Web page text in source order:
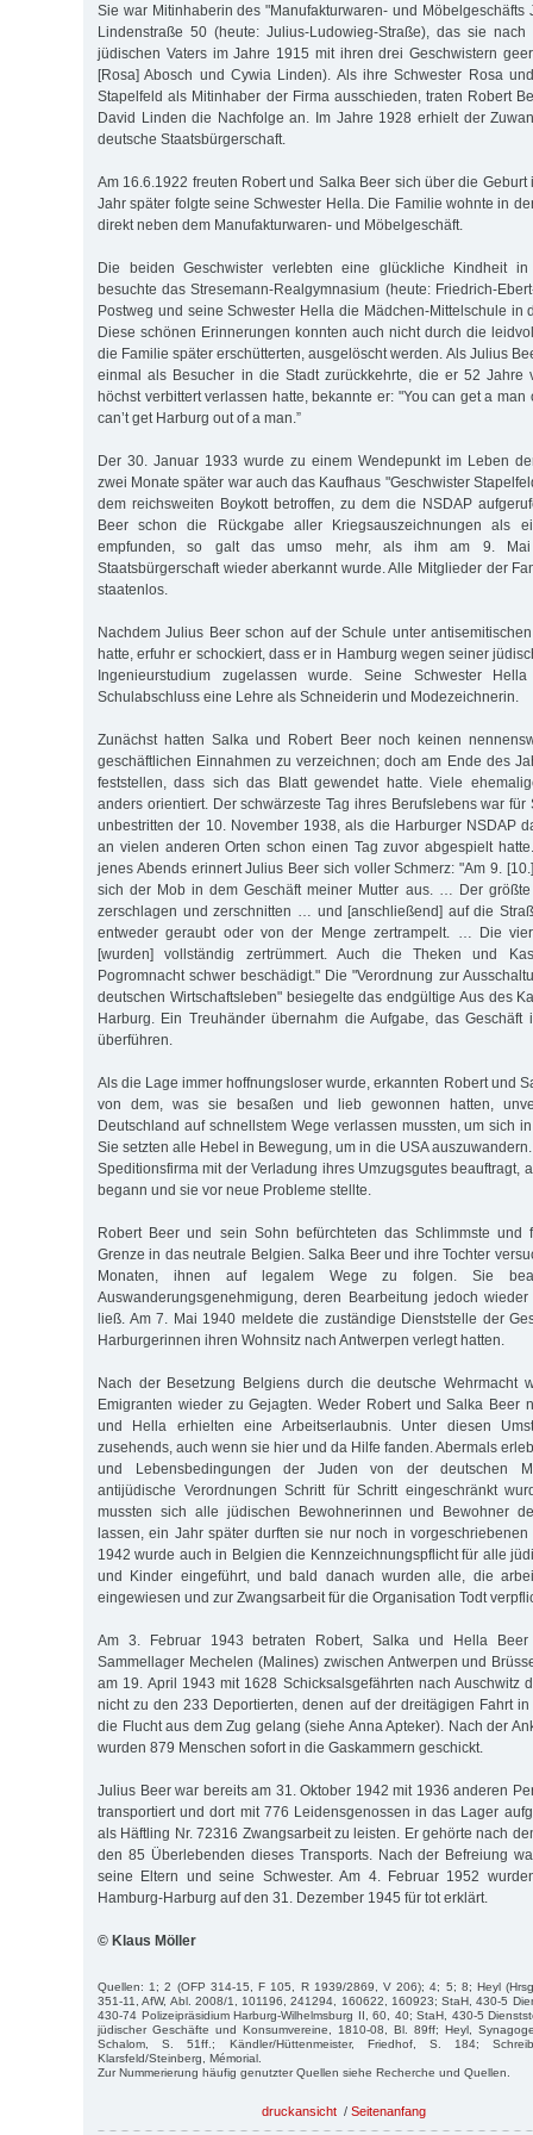
Sie war Mitinhaberin des "Manufakturwaren- und Möbelgeschäfts
Linden­straße 50 (heute: Julius-Ludowieg-Straße), das sie
jüdischen Vaters im Jahre 1915 mit ihren drei Geschwistern
[Rosa] Abosch und Cywia Linden). Als ihre Schwester Rosa
Stapelfeld als Mitinhaber der Firma ausschieden, traten Robert
David Linden die Nachfolge an. Im Jahre 1928 erhielt der
deutsche Staatsbürgerschaft.
Am 16.6.1922 freuten Robert und Salka Beer sich über die
Jahr später folgte seine Schwester Hella. Die Familie wohnte in
direkt neben dem Manufakturwaren- und Möbelgeschäft.
Die beiden Geschwister verlebten eine glückliche Kindheit
besuchte das Stresemann-Realgymnasium (heute: Friedrich-
Postweg und seine Schwester Hella die Mädchen-Mittelschule in
Diese schönen Erinnerungen konnten auch nicht durch die
die Familie später erschütterten, ausgelöscht werden. Als Julius
einmal als Besucher in die Stadt zurückkehrte, die er 52 Jahre
höchst verbittert verlassen hatte, bekannte er: "You can get a man
can’t get Harburg out of a man.”
Der 30. Januar 1933 wurde zu einem Wendepunkt im Leben
zwei Monate später war auch das Kaufhaus "Geschwister
dem reichsweiten Boykott betroffen, zu dem die NSDAP
Beer schon die Rückgabe aller Kriegsauszeichnungen als
empfunden, so galt das umso mehr, als ihm am 9.
Staatsbürgerschaft wieder aberkannt wurde. Alle Mitglieder der
staatenlos.
Nachdem Julius Beer schon auf der Schule unter
hatte, erfuhr er schockiert, dass er in Hamburg wegen seiner
Ingenieurstudium zugelassen wurde. Seine Schwester
Schulabschluss eine Lehre als Schneiderin und Modezeichnerin.
Zunächst hatten Salka und Robert Beer noch keinen
geschäftlichen Einnahmen zu verzeichnen; doch am Ende des
feststellen, dass sich das Blatt gewendet hatte. Viele
anders orientiert. Der schwärzeste Tag ihres Berufslebens war
unbestritten der 10. November 1938, als die Harburger NSDAP
an vielen anderen Orten schon einen Tag zuvor abgespielt
jenes Abends erinnert Julius Beer sich voller Schmerz: "Am 9.
sich der Mob in dem Geschäft meiner Mutter aus. … Der
zerschlagen und zerschnitten … und [anschließend] auf die
entweder geraubt oder von der Menge zertrampelt. … Die
[wurden] vollständig zertrümmert. Auch die Theken und
Pogromnacht schwer beschädigt." Die "Verordnung zur
deutschen Wirtschaftsleben" besiegelte das endgültige Aus des
Harburg. Ein Treuhänder übernahm die Aufgabe, das Geschäft
überführen.
Als die Lage immer hoffnungsloser wurde, erkannten Robert und
von dem, was sie besaßen und lieb gewonnen hatten,
Deutschland auf schnellstem Wege verlassen mussten, um sich
Sie setzten alle Hebel in Bewegung, um in die USA
Speditionsfirma mit der Verladung ihres Umzugsgutes beauftragt,
begann und sie vor neue Probleme stellte.
Robert Beer und sein Sohn befürchteten das Schlimmste
Grenze in das neutrale Belgien. Salka Beer und ihre Tochter
Monaten, ihnen auf legalem Wege zu folgen. Sie
Auswanderungsgenehmigung, deren Bearbeitung jedoch
ließ. Am 7. Mai 1940 meldete die zuständige Dienststelle der
Harburgerinnen ihren Wohnsitz nach Antwerpen verlegt hatten.
Nach der Besetzung Belgiens durch die deutsche Wehrmacht
Emigranten wieder zu Gejagten. Weder Robert und Salka Beer
und Hella erhielten eine Arbeitserlaubnis. Unter diesen
zusehends, auch wenn sie hier und da Hilfe fanden. Abermals
und Lebensbedingungen der Juden von der deutschen
antijüdische Verordnungen Schritt für Schritt eingeschränkt
mussten sich alle jüdischen Bewohnerinnen und Bewohner
lassen, ein Jahr später durften sie nur noch in
1942 wurde auch in Belgien die Kennzeichnungspflicht für alle
und Kinder eingeführt, und bald danach wurden alle, die
eingewiesen und zur Zwangsarbeit für die Organisation Todt
Am 3. Februar 1943 betraten Robert, Salka und Hella
Sammellager Mechelen (Malines) zwischen Antwerpen und
am 19. April 1943 mit 1628 Schicksalsgefährten nach Auschwitz
nicht zu den 233 Deportierten, denen auf der dreitägigen Fahrt
die Flucht aus dem Zug gelang (siehe Anna Apteker). Nach der
wurden 879 Menschen sofort in die Gaskammern geschickt.
Julius Beer war bereits am 31. Oktober 1942 mit 1936 anderen
transportiert und dort mit 776 Leidensgenossen in das Lager
als Häftling Nr. 72316 Zwangsarbeit zu leisten. Er gehörte nach
den 85 Überlebenden dieses Transports. Nach der Befreiung
seine Eltern und seine Schwester. Am 4. Februar 1952
Hamburg-Harburg auf den 31. Dezember 1945 für tot erklärt.
© Klaus Möller
Quellen: 1; 2 (OFP 314-15, F 105, R 1939/2869, V 206); 4; 5; 8; Heyl
351-11, AfW, Abl. 2008/1, 101196, 241294, 160622, 160923; StaH, 430-5
430-74 Polizeipräsidium Harburg-Wilhelmsburg II, 60, 40; StaH, 430-5
jüdischer Geschäfte und Konsumvereine, 1810-08, Bl. 89ff; Heyl,
Schalom, S. 51ff.; Kändler/Hüttenmeister, Friedhof, S. 184;
Klarsfeld/Steinberg, Mémorial.
Zur Nummerierung häufig genutzter Quellen siehe Recherche und Quellen.
druckansicht / Seitenanfang